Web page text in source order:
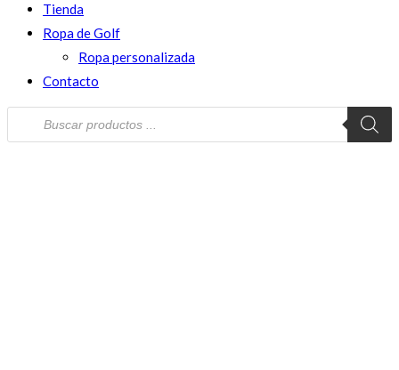
Tienda
Ropa de Golf
Ropa personalizada
Contacto
Búsqueda
productos